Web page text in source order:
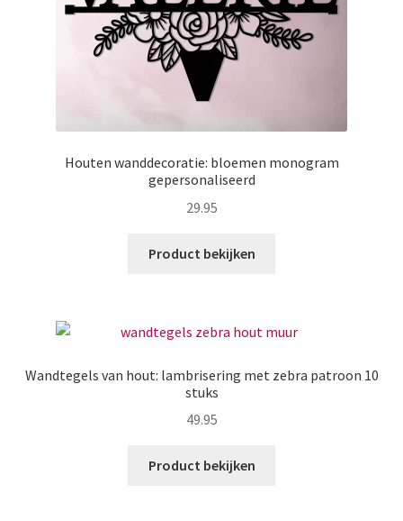
Houten wanddecoratie: bloemen monogram
gepersonaliseerd
29.95
Product bekijken
Wandtegels van hout: lambrisering met zebra patroon 10
stuks
49.95
Product bekijken